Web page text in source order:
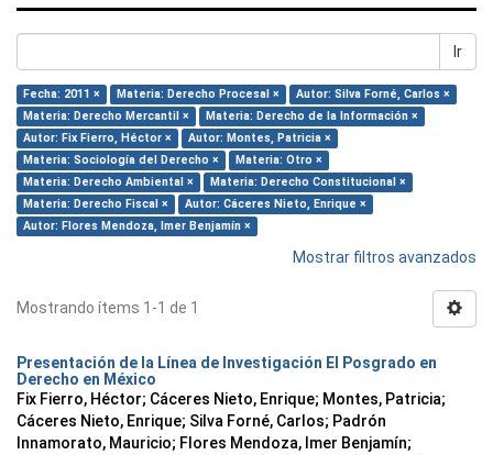
Ir
Fecha: 2011 × Materia: Derecho Procesal ×
Autor: Silva Forné, Carlos ×
Materia: Derecho Mercantil ×
Materia: Derecho de la Información ×
Autor: Fix Fierro, Héctor ×
Autor: Montes, Patricia ×
Materia: Sociología del Derecho ×
Materia: Otro ×
Materia: Derecho Ambiental ×
Materia: Derecho Constitucional ×
Materia: Derecho Fiscal ×
Autor: Cáceres Nieto, Enrique ×
Autor: Flores Mendoza, Imer Benjamín ×
Mostrar filtros avanzados
Mostrando ítems 1-1 de 1
Presentación de la Línea de Investigación El Posgrado en
Derecho en México
Fix Fierro, Héctor; Cáceres Nieto, Enrique; Montes, Patricia;
Cáceres Nieto, Enrique; Silva Forné, Carlos; Padrón
Innamorato, Mauricio; Flores Mendoza, Imer Benjamín;